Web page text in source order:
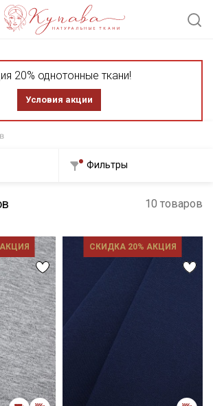
20% однотонные ткани!
Условия акции
Фильтры
10 товаров
СКИДКА 20% АКЦИЯ